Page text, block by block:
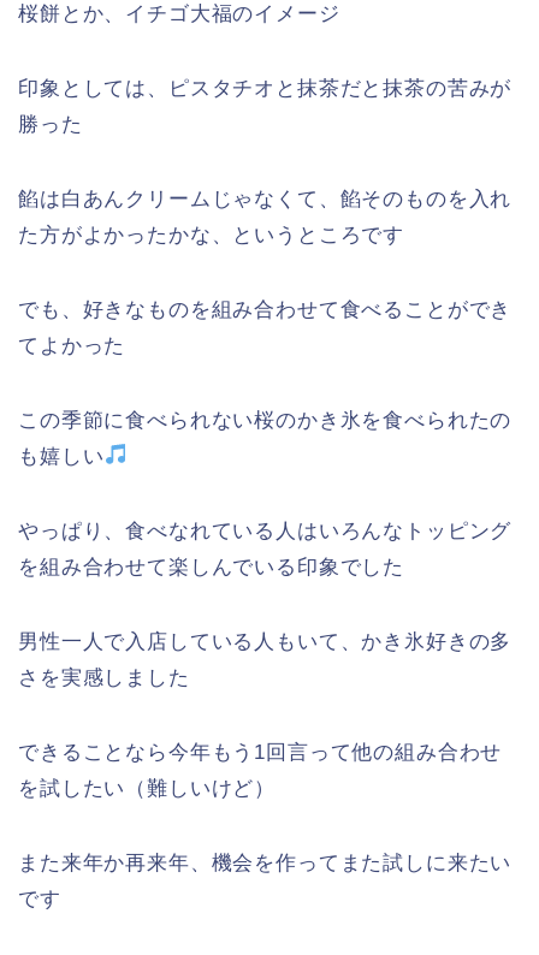
桜餅とか、イチゴ大福のイメージ
印象としては、ピスタチオと抹茶だと抹茶の苦みが
勝った
餡は白あんクリームじゃなくて、餡そのものを入れ
た方がよかったかな、というところです
でも、好きなものを組み合わせて食べることができ
てよかった
この季節に食べられない桜のかき氷を食べられたの
も嬉しい
やっぱり、食べなれている人はいろんなトッピング
を組み合わせて楽しんでいる印象でした
男性一人で入店している人もいて、かき氷好きの多
さを実感しました
できることなら今年もう1回言って他の組み合わせ
を試したい（難しいけど）
また来年か再来年、機会を作ってまた試しに来たい
です